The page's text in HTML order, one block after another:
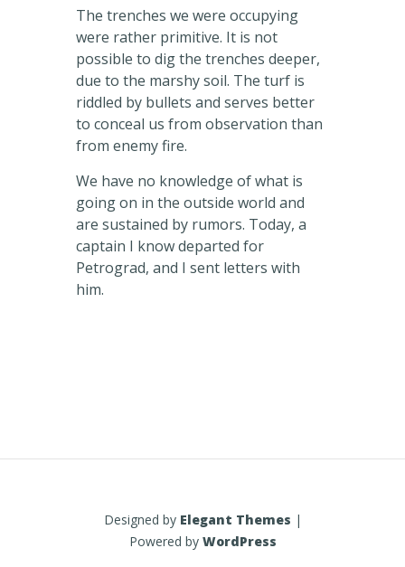
The trenches we were occupying
were rather primitive. It is not
possible to dig the trenches deeper,
due to the marshy soil. The turf is
riddled by bullets and serves better
to conceal us from observation than
from enemy fire.
We have no knowledge of what is
going on in the outside world and
are sustained by rumors. Today, a
captain I know departed for
Petrograd, and I sent letters with
him.
Designed by Elegant Themes |
Powered by WordPress